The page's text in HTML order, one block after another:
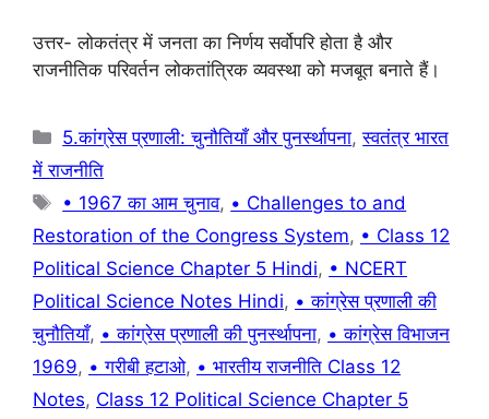
उत्तर- लोकतंत्र में जनता का निर्णय सर्वोपरि होता है और
राजनीतिक परिवर्तन लोकतांत्रिक व्यवस्था को मजबूत बनाते हैं।
Categories
5.कांग्रेस प्रणाली: चुनौतियाँ और पुनर्स्थापना,स्वतंत्र भारत
में राजनीति
Tags
• 1967 का आम चुनाव, • Challenges to and
Restoration of the Congress System, • Class 12
Political Science Chapter 5 Hindi, • NCERT
Political Science Notes Hindi, • कांग्रेस प्रणाली की
चुनौतियाँ, • कांग्रेस प्रणाली की पुनर्स्थापना, • कांग्रेस विभाजन
1969, • गरीबी हटाओ, • भारतीय राजनीति Class 12
Notes, Class 12 Political Science Chapter 5